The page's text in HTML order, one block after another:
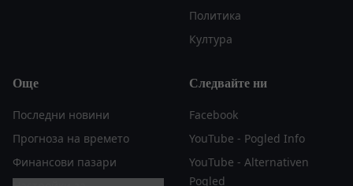
Политика
Култура
Още
Последни новини
Прогноза на времето
Финансови пазари
Следвайте ни
Facebook
YouTube - Pogled Info
YouTube - Alternativen
Pogled